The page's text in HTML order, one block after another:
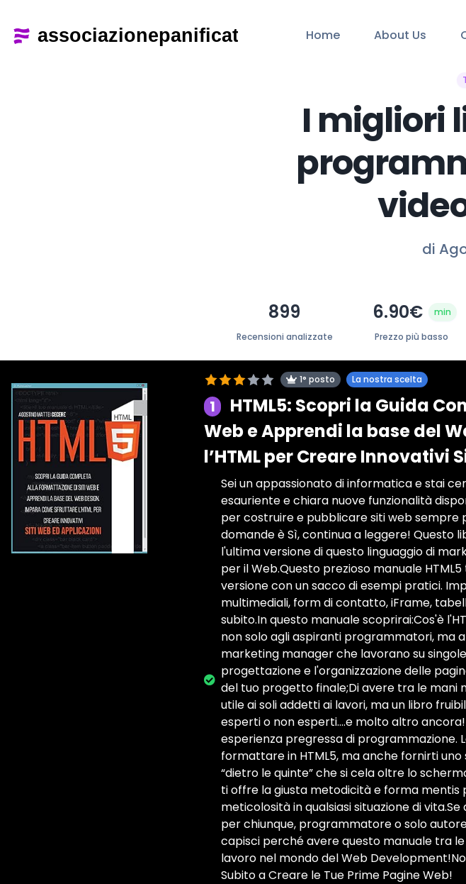
Home About Us
I migliori
di
899
Recensioni analizzate
6.90€ min
Prezzo più basso
1° posto La nostra scelta
1
HTML5: Scopri la Guida
Web e Apprendi la base del
l’HTML per Creare Innovativi
Sei un appassionato di informatica e stai
esauriente e chiara nuove funzionalità
per costruire e pubblicare siti web
domande è Sì, continua a leggere! Questo
l'ultima versione di questo linguaggio di
per il Web.Questo prezioso manuale
versione con un sacco di esempi pratici.
multimediali, form di contatto, iFrame,
subito.In questo manuale scoprirai:Cos'è
non solo agli aspiranti programmatori, ma
marketing manager che lavorano su
progettazione e l'organizzazione delle
del tuo progetto finale;Di avere tra le mani
utile ai soli addetti ai lavori, ma un libro
esperti o non esperti....e molto altro
esperienza pregressa di programmazione.
formattare in HTML5, ma anche fornirti
“dietro le quinte” che si cela oltre lo
ti offre la giusta metodicità e forma mentis
meticolosità in qualsiasi situazione di
per chiunque, programmatore o solo
capisci perché avere questo manuale tra
lavoro nel mondo del Web
Subito a Creare le Tue Prime Pagine Web!